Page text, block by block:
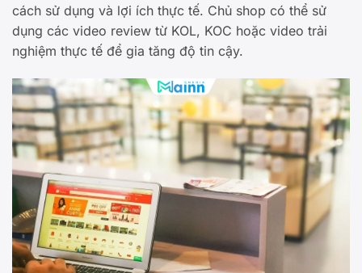
cách sử dụng và lợi ích thực tế. Chủ shop có thể sử
dụng các video review từ KOL, KOC hoặc video trải
nghiệm thực tế để gia tăng độ tin cậy.